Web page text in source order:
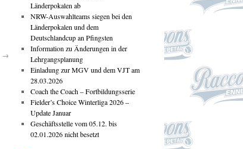
→
Länderpokalen ab
NRW-Auswahlteams siegen bei den
Länderpokalen und dem
Deutschlandcup an Pfingsten
Information zu Änderungen in der
Lehrgangsplanung
Einladung zur MGV und dem VJT am
28.03.2026
Coach the Coach – Fortbildungsserie
Fielder’s Choice Winterliga 2026 –
Update Januar
Geschäftsstelle vom 05.12. bis
02.01.2026 nicht besetzt